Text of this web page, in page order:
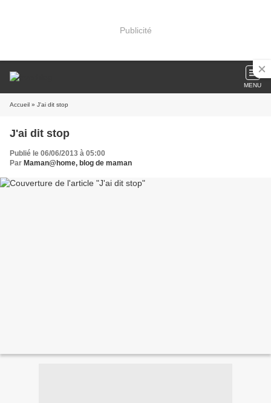
Publicité
MENU
Accueil » J'ai dit stop
J'ai dit stop
Publié le 06/06/2013 à 05:00
Par Maman@home, blog de maman